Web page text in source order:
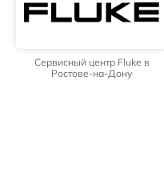
Сервисный центр Fluke в
Ростове-на-Дону